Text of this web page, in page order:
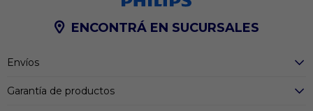
ENCONTRÁ EN SUCURSALES
Envíos
Garantía de productos